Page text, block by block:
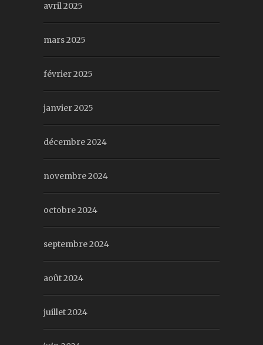
avril 2025
mars 2025
février 2025
janvier 2025
décembre 2024
novembre 2024
octobre 2024
septembre 2024
août 2024
juillet 2024